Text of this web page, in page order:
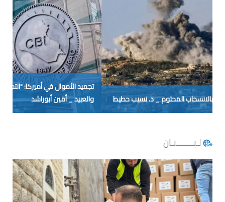
تجميد الأموال في أميركا: "التجربة الإيرانية" لم يتعلَّم منها الحمقى
والعبيد _ أمين أبوراشد
لـبـــــــنـان